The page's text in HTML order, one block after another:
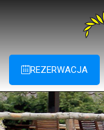
REZERWACJA